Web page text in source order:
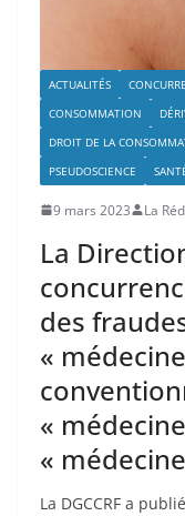
ACTUALITÉS
CONSOMMATION
DROIT DE LA
PSEUDOSCIENCE
9 mars 2023 La
La
des
«
«
«
La DGCCRF a